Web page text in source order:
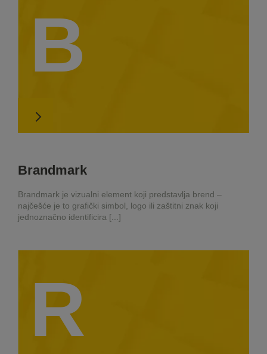
B
Brandmark
Brandmark je vizualni element koji predstavlja brend –
najčešće je to grafički simbol, logo ili zaštitni znak koji
jednoznačno identificira [...]
R